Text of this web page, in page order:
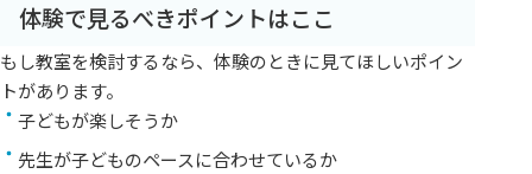
体験で見るべきポイントはここ
もし教室を検討するなら、体験のときに見てほしいポイン
トがあります。
子どもが楽しそうか
先生が子どものペースに合わせているか